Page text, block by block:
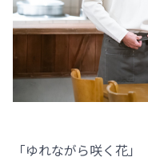
「ゆれながら咲く花